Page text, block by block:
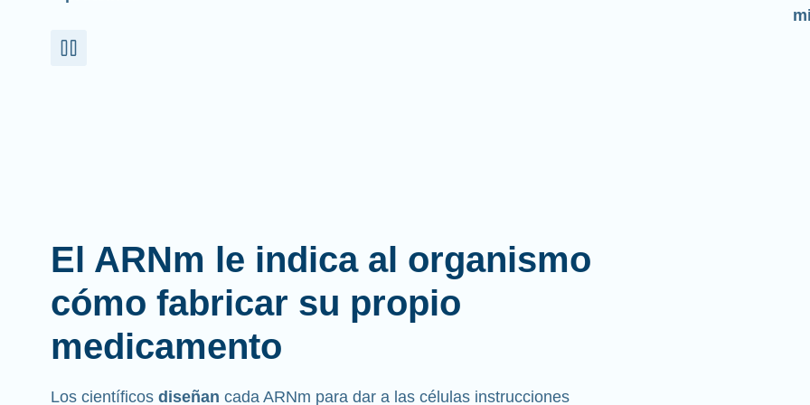
El ARNm le indica al organismo
cómo fabricar su propio
medicamento
Los científicos diseñan cada ARNm para dar a las células instrucciones